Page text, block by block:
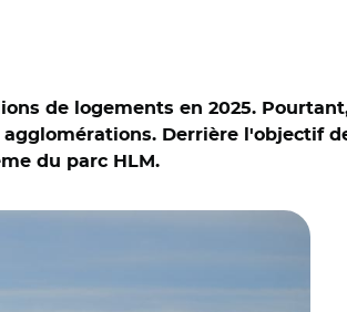
de logements en 2025.
Derrière l'objectif
du parc HLM.